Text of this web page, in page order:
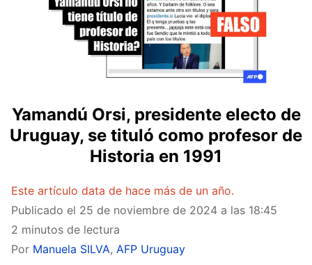
Yamandú Orsi, presidente electo de
Uruguay, se tituló como profesor de
Historia en 1991
Este artículo data de hace más de un año.
Publicado el 25 de noviembre de 2024 a las 18:45
2 minutos de lectura
Por Manuela SILVA, AFP Uruguay